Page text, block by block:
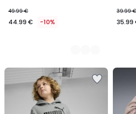
49.99 €
44.99 € -10%
39.99 €
35.99